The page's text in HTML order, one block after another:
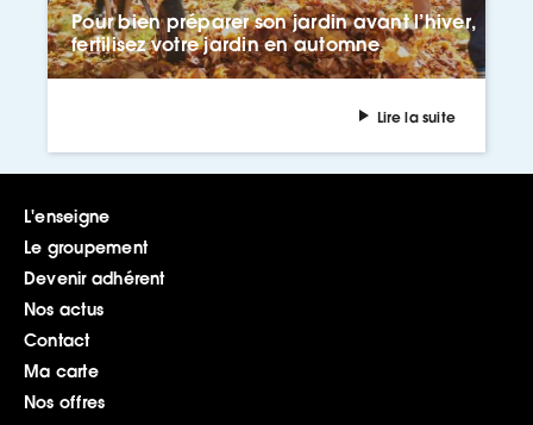
Pour bien préparer son jardin avant l’hiver,
fertilisez votre jardin en automne
Lire la suite
L'enseigne
Le groupement
Devenir adhérent
Nos actus
Contact
Ma carte
Nos offres